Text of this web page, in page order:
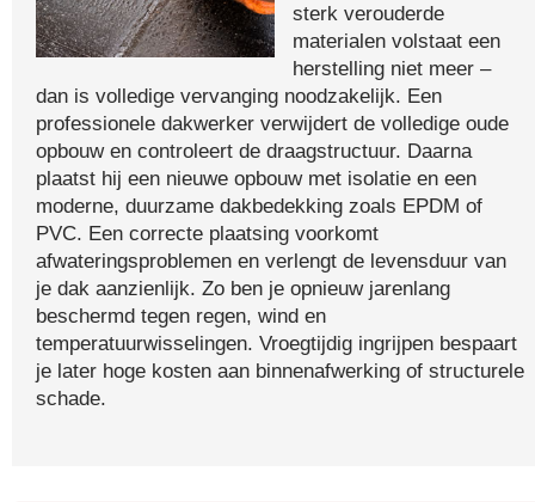
sterk verouderde
materialen volstaat een
herstelling niet meer –
dan is volledige vervanging noodzakelijk. Een
professionele dakwerker verwijdert de volledige oude
opbouw en controleert de draagstructuur. Daarna
plaatst hij een nieuwe opbouw met isolatie en een
moderne, duurzame dakbedekking zoals EPDM of
PVC. Een correcte plaatsing voorkomt
afwateringsproblemen en verlengt de levensduur van
je dak aanzienlijk. Zo ben je opnieuw jarenlang
beschermd tegen regen, wind en
temperatuurwisselingen. Vroegtijdig ingrijpen bespaart
je later hoge kosten aan binnenafwerking of structurele
schade.